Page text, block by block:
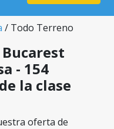
/ Todo Terreno
- 154
la clase
oferta de